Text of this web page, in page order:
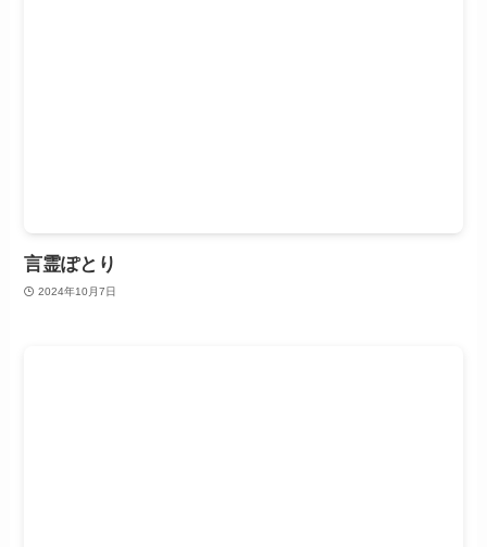
言霊ぽとり
2024年10月7日